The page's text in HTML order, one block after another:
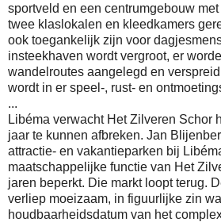
sportveld en een centrumgebouw
twee klaslokalen en kleedkamers
ook toegankelijk zijn voor
insteekhaven wordt vergroot, er
wandelroutes aangelegd en
wordt in er speel-, rust- en
...
Libéma verwacht Het Zilveren Schor
jaar te kunnen afbreken. Jan
attractie- en vakantieparken bij
maatschappelijke functie van Het
jaren beperkt. Die markt loopt terug.
verliep moeizaam, in figuurlijke zin
houdbaarheidsdatum van het